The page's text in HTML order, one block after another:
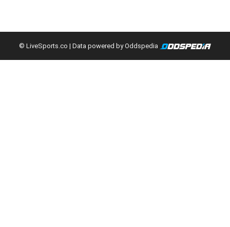
© LiveSports.co | Data powered by Oddspedia